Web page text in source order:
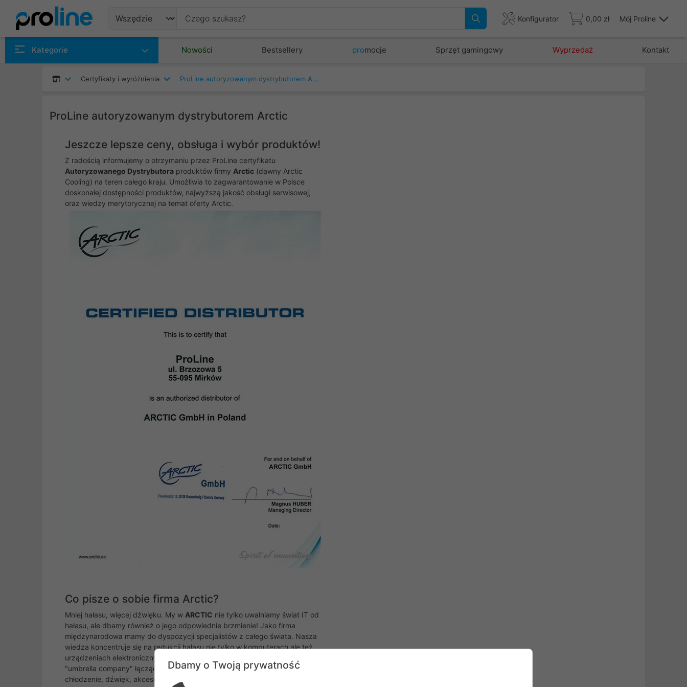
Konfigurator 0,00 zł Mój Proline
Kategorie Nowości Bestsellery promocje Sprzęt gamingowy Wyprzedaż Kontakt
Certyfikaty i wyróżnienia ProLine autoryzowanym dystrybutorem Arctic
ProLine autoryzowanym dystrybutorem Arctic
Jeszcze lepsze ceny, obsługa i wybór produktów!
Z radością informujemy o otrzymaniu przez ProLine certyfikatu
Autoryzowanego Dystrybutora produktów firmy Arctic (dawny Arctic
Cooling) na teren całego kraju. Umożliwia to zagwarantowanie w Polsce
doskonałej dostępności produktów, najwyższą jakość obsługi serwisowej,
oraz wiedzy merytorycznej na temat oferty Arctic.
Co pisze o sobie firma Arctic?
Mniej hałasu, więcej dźwięku. My w ARCTIC nie tylko uwalniamy świat IT od
hałasu, ale dbamy również o jego odpowiednie brzmienie! Jako firma
międzynarodowa mamy do dyspozycji specjalistów z całego świata. Nasza
wiedza koncentruje się na redukcji hałasu nie tylko w komputerach ale też
urządzeniach elektronicznych.
"umbrella company" łącząc w sobie różne produkty z takich obszarów jak
chłodzenie, dźwięk, akcesoria i zasilanie. W 2001 roku zainicjowaliśmy
Dbamy o Twoją prywatność